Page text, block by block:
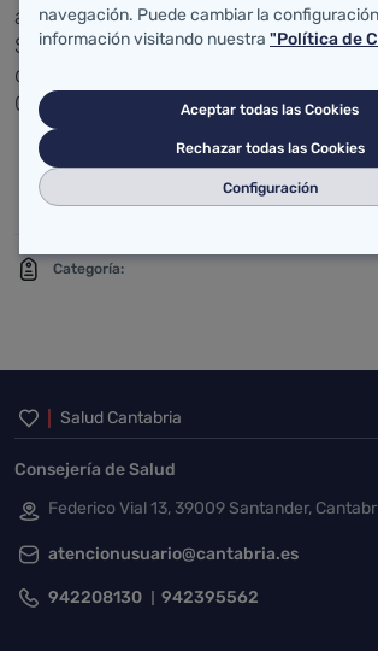
adscrita de 2.037 personas. Dispone
Salud Nansa, sede del SUAP, y de
de Herrerías, Lamasón, Polaciones,
Carmona.
Anexo:
Foto Alta Resolución (FAR)
Categoría:
Inicio del pie de
Salud Cantabria
Consejería de Salud
Federico Vial 13, 39009 Santander,
atencionusuario@cantabria.es
942208130 942395562
navegación. Puede cambiar la
información visitando nuestra "Política de
Aceptar todas las Cookies
Rechazar todas las Cookies
Configuración